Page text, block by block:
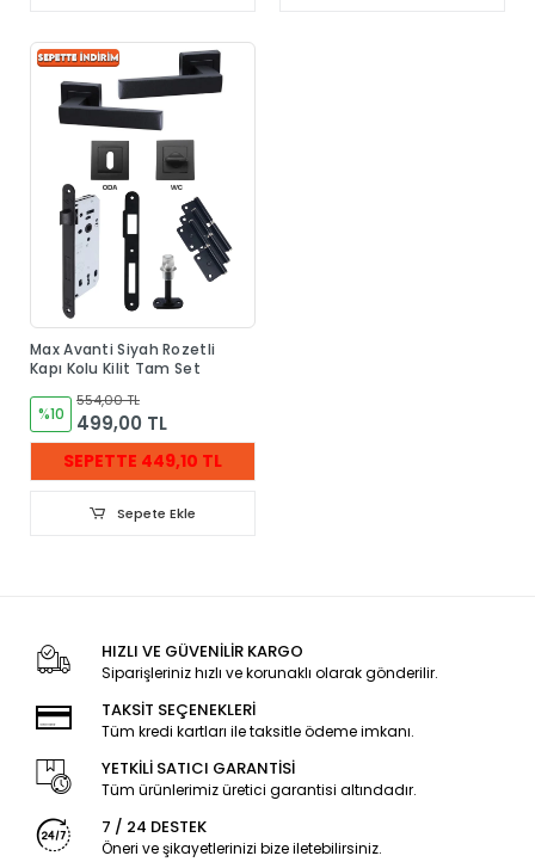
Max Avanti Siyah Rozetli
Kapı Kolu Kilit Tam Set
%10
554,00 TL
499,00 TL
SEPETTE 449,10 TL
Sepete Ekle
HIZLI VE GÜVENİLİR KARGO
Siparişleriniz hızlı ve korunaklı olarak gönderilir.
TAKSİT SEÇENEKLERİ
Tüm kredi kartları ile taksitle ödeme imkanı.
YETKİLİ SATICI GARANTİSİ
Tüm ürünlerimiz üretici garantisi altındadır.
7 / 24 DESTEK
Öneri ve şikayetlerinizi bize iletebilirsiniz.